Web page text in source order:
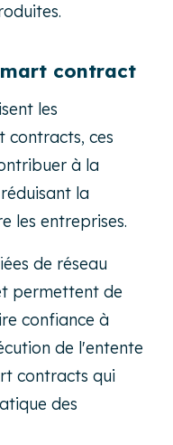
contract
les
contracts, ces
à la
la
les entreprises.
de réseau
permettent de
confiance à
de l'entente
contracts qui
des